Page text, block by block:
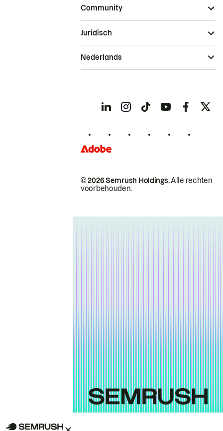
Community
© 2026 Semrush Holdings.Alle rechten
voorbehouden.
Juridisch
Nederlands